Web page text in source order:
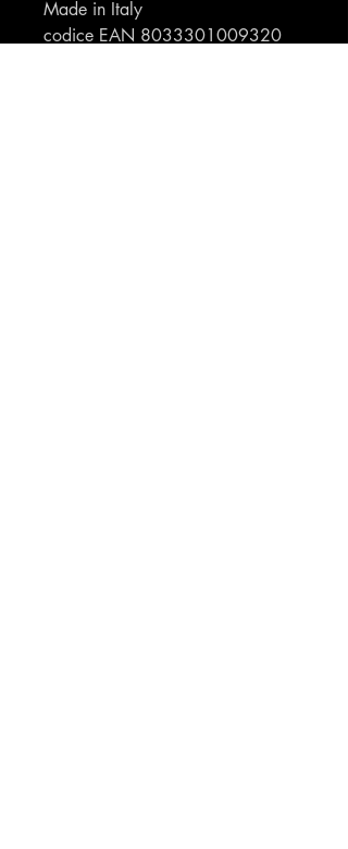
Made in Italy
codice EAN 8033301009320